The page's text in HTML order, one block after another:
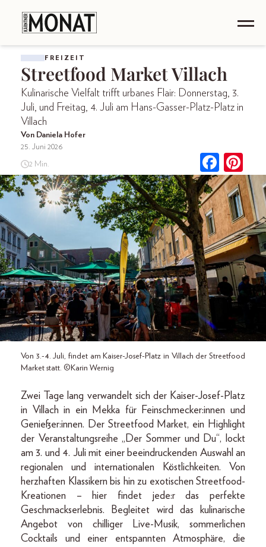
FREIZEIT
Streetfood Market Villach
Kulinarische Vielfalt trifft urbanes Flair: Donnerstag, 3.
Juli, und Freitag, 4. Juli am Hans-Gasser-Platz-Platz in
Villach
Von Daniela Hofer
25. Juni 2026
2 Min.
Von 3.-4. Juli, findet am Kaiser-Josef-Platz in Villach der Streetfood
Market statt. ©Karin Wernig
Zwei Tage lang verwandelt sich der Kaiser-Josef-Platz
in Villach in ein Mekka für Feinschmecker:innen und
Genießer:innen. Der Streetfood Market, ein Highlight
der Veranstaltungsreihe „Der Sommer und Du“, lockt
am 3. und 4. Juli mit einer beeindruckenden Auswahl an
regionalen und internationalen Köstlichkeiten. Von
herzhaften Klassikern bis hin zu exotischen Streetfood-
Kreationen – hier findet jede:r das perfekte
Geschmackserlebnis. Begleitet wird das kulinarische
Angebot von chilliger Live-Musik, sommerlichen
Cocktails und einer entspannten Atmosphäre, die